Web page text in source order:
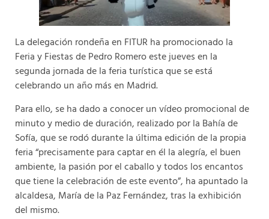
La delegación rondeña en FITUR ha promocionado la
Feria y Fiestas de Pedro Romero este jueves en la
segunda jornada de la feria turística que se está
celebrando un año más en Madrid.
Para ello, se ha dado a conocer un vídeo promocional de
minuto y medio de duración, realizado por la Bahía de
Sofía, que se rodó durante la última edición de la propia
feria “precisamente para captar en él la alegría, el buen
ambiente, la pasión por el caballo y todos los encantos
que tiene la celebración de este evento”, ha apuntado la
alcaldesa, María de la Paz Fernández, tras la exhibición
del mismo.